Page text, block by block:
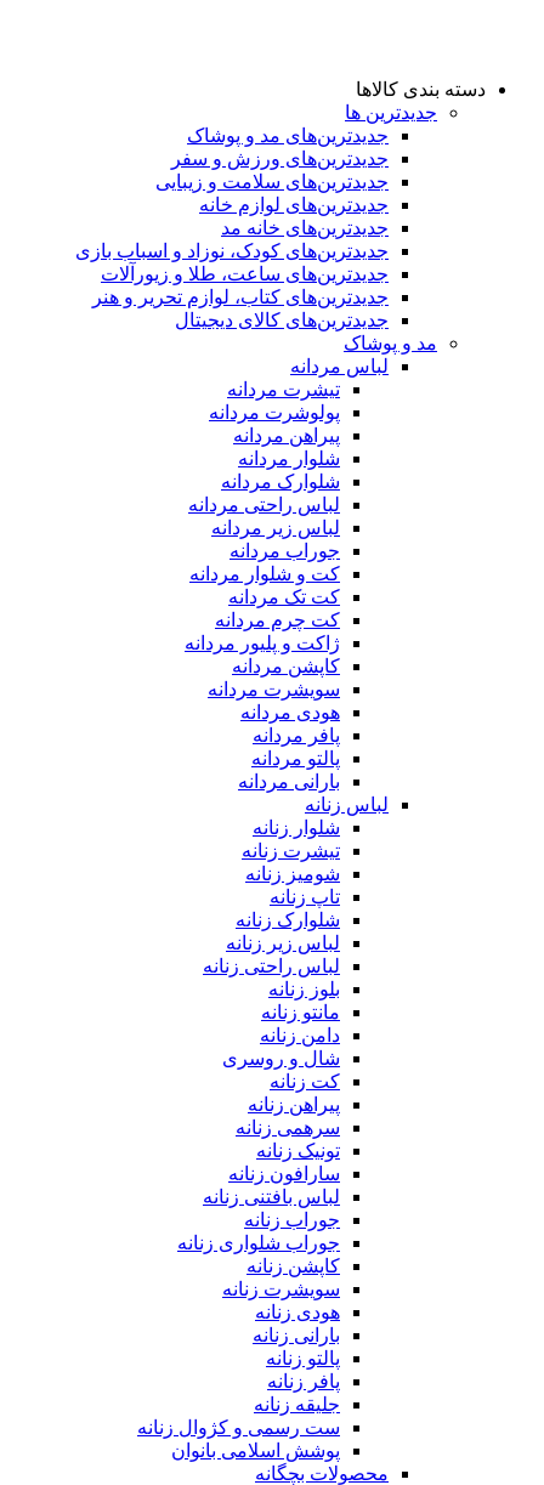
دسته بندی کالاها
جدیدترین ها
جدید‌ترین‌های مد و پوشاک
جدید‌ترین‌های ورزش و سفر
جدید‌ترین‌های سلامت و زیبایی
جدید‌ترین‌های لوازم خانه
جدیدترین‌های خانه مد
جدید‌ترین‌های کودک، نوزاد و اسباب بازی
جدید‌ترین‌های ساعت، طلا و زیورآلات
جدید‌ترین‌های کتاب، لوازم تحریر و هنر
جدید‌ترین‌های کالای دیجیتال
مد و پوشاک
لباس مردانه
تیشرت مردانه
پولوشرت مردانه
پیراهن مردانه
شلوار مردانه
شلوارک مردانه
لباس راحتی مردانه
لباس زیر مردانه
جوراب مردانه
کت و شلوار مردانه
کت تک مردانه
کت چرم مردانه
ژاکت و پلیور مردانه
کاپشن مردانه
سویشرت مردانه
هودی مردانه
پافر مردانه
پالتو مردانه
بارانی مردانه
لباس زنانه
شلوار زنانه
تیشرت زنانه
شومیز زنانه
تاپ زنانه
شلوارک زنانه
لباس زیر زنانه
لباس راحتی زنانه
بلوز زنانه
مانتو زنانه
دامن زنانه
شال و روسری
کت زنانه
پیراهن زنانه
سرهمی زنانه
تونیک زنانه
سارافون زنانه
لباس بافتنی زنانه
جوراب زنانه
جوراب شلواری زنانه
کاپشن زنانه
سویشرت زنانه
هودی زنانه
بارانی زنانه
پالتو زنانه
پافر زنانه
جلیقه زنانه
ست رسمی و کژوال زنانه
پوشش اسلامی بانوان
محصولات بچگانه